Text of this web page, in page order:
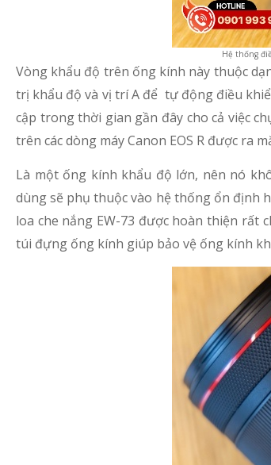
Hệ thống
Vòng khẩu độ trên ống kính này thuộc
trị khẩu độ và vị trí A để tự động điều
cập trong thời gian gần đây cho cả việc
trên các dòng máy Canon EOS R được ra
Là một ống kính khẩu độ lớn, nên nó
dùng sẽ phụ thuộc vào hệ thống ổn định
loa che nắng EW-73 được hoàn thiện rất
túi đựng ống kính giúp bảo vệ ống kính